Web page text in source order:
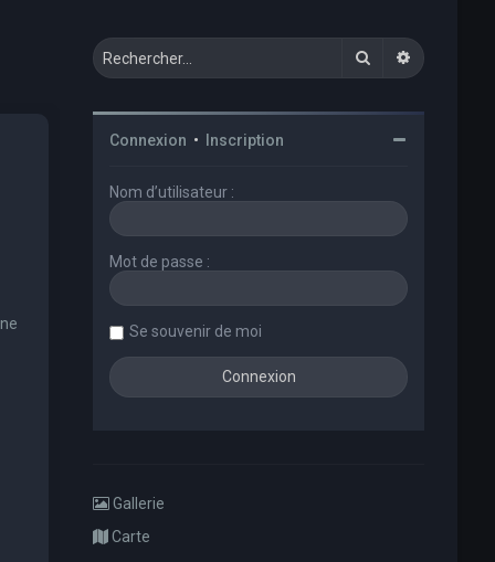
Rechercher
Connexion • Inscription
Nom d’utilisateur :
Mot de passe :
Se souvenir de moi
Gallerie
Carte